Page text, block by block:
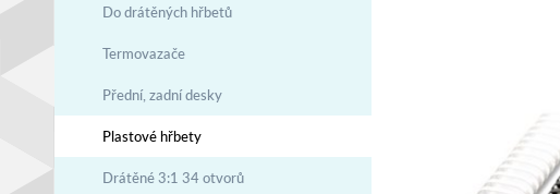
Do drátěných hřbetů
Termovazače
Přední, zadní desky
Plastové hřbety
Drátěné 3:1 34 otvorů